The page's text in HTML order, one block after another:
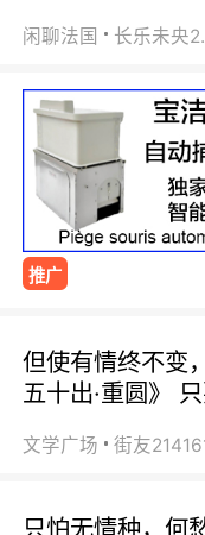
闲聊法国 长
推广
但使有情终不变
五十出·重圆》
文学广场
只怕无情种，何